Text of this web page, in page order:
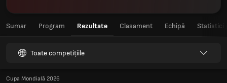
Sumar Program Rezultate Clasament Echipă Statistici
Toate competițiile
Cupa Mondială 2026